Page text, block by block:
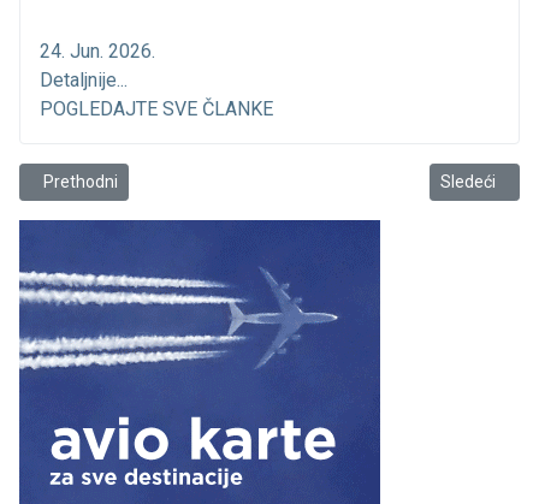
24. Jun. 2026.
Detaljnije...
POGLEDAJTE SVE ČLANKE
Prethodni članak: Korčulanka je oduvjek bila inspirativni motiv!
Prethodni Sledeći
Sledeći